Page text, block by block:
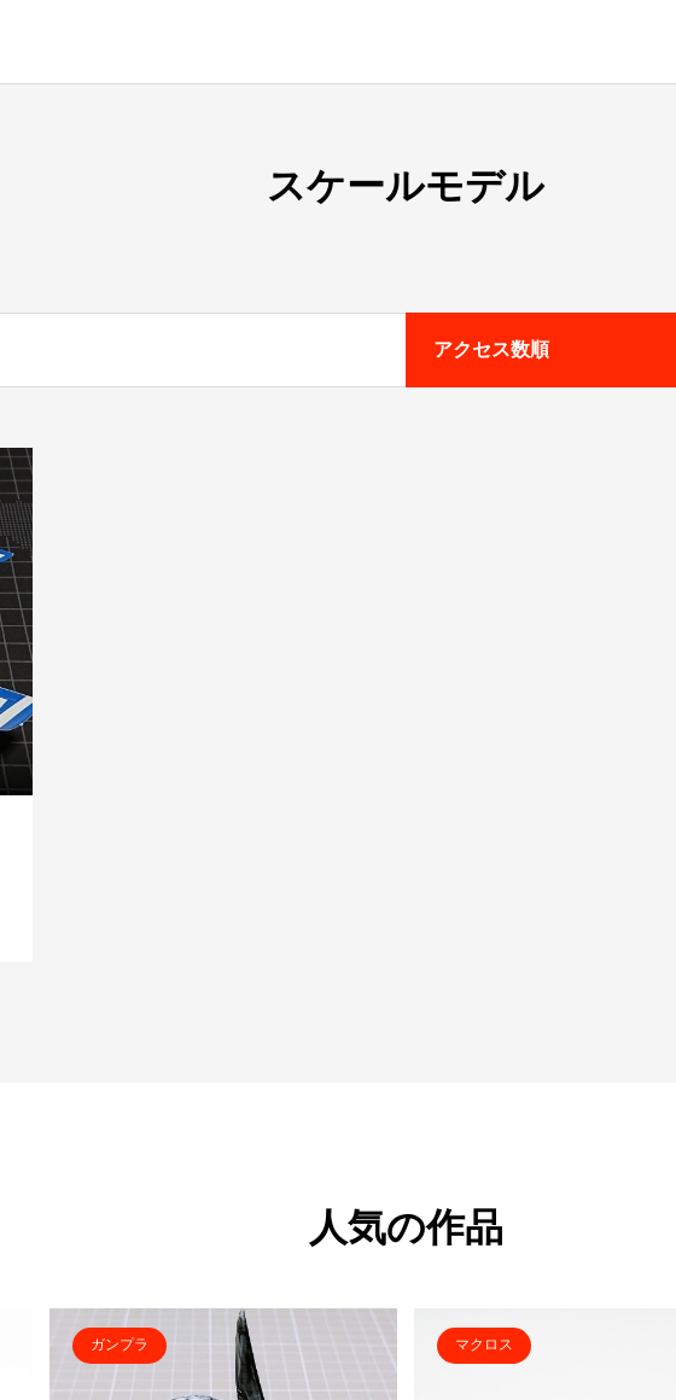
スケールモデル
アクセス数順
人気の作品
ガンプラ マクロス